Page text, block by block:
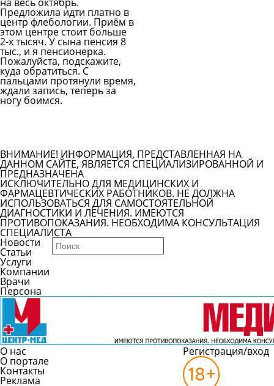
Предложила идти платно в
центр флебологии. Приём в
этом центре стоит больше
2-х тысяч. У сына пенсия 8
тыс., и я пенсионерка.
Пожалуйста, подскажите,
куда обратиться. С
пальцами протянули время,
ждали запись, теперь за
ногу боимся.
ВНИМАНИЕ! ИНФОРМАЦИЯ, ПРЕДСТАВЛЕННАЯ НА
ДАННОМ САЙТЕ, ЯВЛЯЕТСЯ СПЕЦИАЛИЗИРОВАННОЙ И
ПРЕДНАЗНАЧЕНА
ИСКЛЮЧИТЕЛЬНО ДЛЯ МЕДИЦИНСКИХ И
ФАРМАЦЕВТИЧЕСКИХ РАБОТНИКОВ. НЕ ДОЛЖНА
ИСПОЛЬЗОВАТЬСЯ ДЛЯ САМОСТОЯТЕЛЬНОЙ
ДИАГНОСТИКИ И ЛЕЧЕНИЯ. ИМЕЮТСЯ
ПРОТИВОПОКАЗАНИЯ. НЕОБХОДИМА КОНСУЛЬТАЦИЯ
СПЕЦИАЛИСТА
Новости
Статьи
Услуги
Компании
Врачи
Персона
О нас
О портале
Контакты
Реклама
Регистрация/вход